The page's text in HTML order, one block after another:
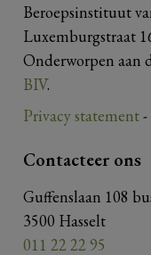
Beroepsinstituut
Luxemburgstraat
Onderworpen aan
BIV.
Privacy statement-
Contacteer ons
Guffenslaan 108
3500 Hasselt
011 22 22 95